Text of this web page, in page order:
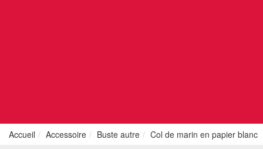
Accueil Accessoire Buste autre Col de marin en papier blanc